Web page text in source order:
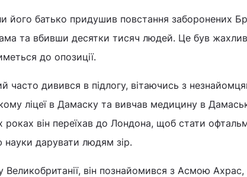
його батько придушив повстання заборонених
та вбивши десятки тисяч людей. Це був
до опозиції.
часто дивився в підлогу, вітаючись з
ліцеї в Дамаску та вивчав медицину в
роках він переїхав до Лондона, щоб стати
науки дарувати людям зір.
він познайомився з Асмою Ахрас,